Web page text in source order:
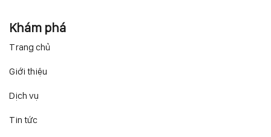
Khám phá
Trang chủ
Giới thiệu
Dịch vụ
Tin tức